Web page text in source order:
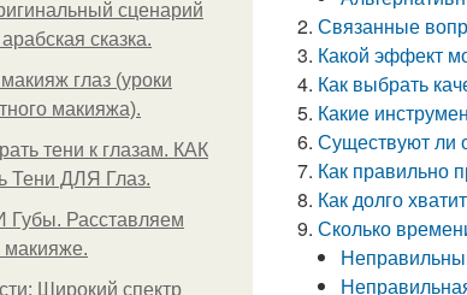
сценарий
сказка.
глаз (уроки
макияжа).
тени к глазам. КАК
Тени ДЛЯ Глаз.
Губы. Расставляем
макияже.
Широкий спектр
Связанные
Какой эффект
Как выбрать
Какие
Существуют ли
Как правильно
Как долго
Сколько